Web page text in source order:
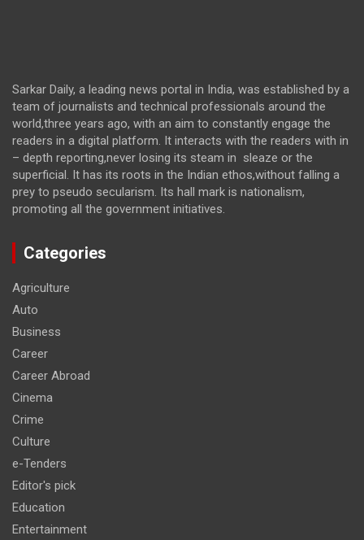
Sarkar Daily, a leading news portal in India, was established by a
team of journalists and technical professionals around the
world,three years ago, with an aim to constantly engage the
readers in a digital platform. It interacts with the readers with in
– depth reporting,never losing its steam in sleaze or the
superficial. It has its roots in the Indian ethos,without falling a
prey to pseudo secularism. Its hall mark is nationalism,
promoting all the government initiatives.
Categories
Agriculture
Auto
Business
Career
Career Abroad
Cinema
Crime
Culture
e-Tenders
Editor's pick
Education
Entertainment